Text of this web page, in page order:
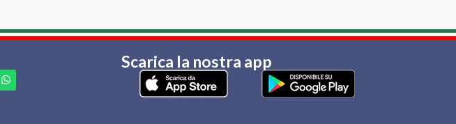
Scarica la nostra app